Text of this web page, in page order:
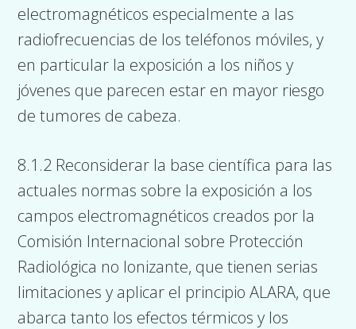
electromagnéticos especialmente a las
radiofrecuencias de los teléfonos móviles, y
en particular la exposición a los niños y
jóvenes que parecen estar en mayor riesgo
de tumores de cabeza.
8.1.2 Reconsiderar la base científica para las
actuales normas sobre la exposición a los
campos electromagnéticos creados por la
Comisión Internacional sobre Protección
Radiológica no Ionizante, que tienen serias
limitaciones y aplicar el principio ALARA, que
abarca tanto los efectos térmicos y los